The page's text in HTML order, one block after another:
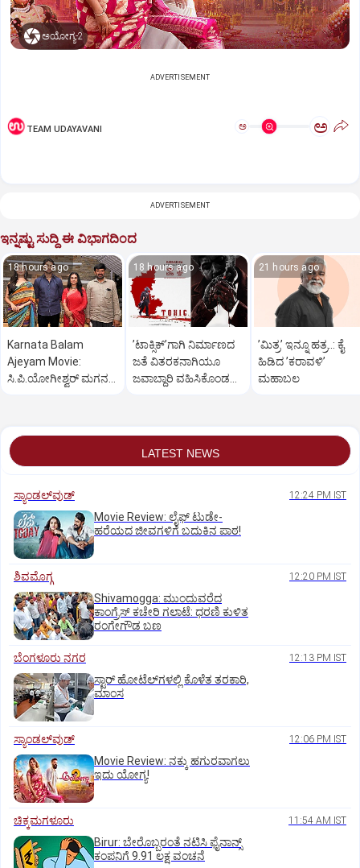
ಅಯೋಗ್ಯ-2
ADVERTISEMENT
TEAM UDAYAVANI ಅ ಅ
ADVERTISEMENT
ಇನ್ನಷ್ಟು ಸುದ್ದಿ ಈ ವಿಭಾಗದಿಂದ
18 hours ago
Karnata Balam
Ajeyam Movie:
ಸಿ.ಪಿ.ಯೋಗೀಶ್ವರ್‌ ಮಗನ
18 hours ago
ʼಟಾಕ್ಸಿಕ್‌ʼಗಾಗಿ ನಿರ್ಮಾಣದ
ಜತೆ ವಿತರಕನಾಗಿಯೂ
ಜವಾಬ್ದಾರಿ ವಹಿಸಿಕೊಂಡ
21 hours ago
ʼಮಿತ್ರʼ ಇನ್ನೂ ಹತ್ರ..: ಕೈ
ಹಿಡಿದ ʼಕರಾವಳಿʼ
ಮಹಾಬಲ
LATEST NEWS
ಸ್ಯಾಂಡಲ್‌ವುಡ್‌ 12:24 PM IST
Movie Review: ಲೈಫ್‌ ಟುಡೇ-
ಹರೆಯದ ಜೀವಗಳಿಗೆ ಬದುಕಿನ ಪಾಠ!
ಶಿವಮೊಗ್ಗ 12:20 PM IST
Shivamogga: ಮುಂದುವರೆದ
ಕಾಂಗ್ರೆಸ್ ಕಚೇರಿ ಗಲಾಟೆ: ಧರಣಿ ಕುಳಿತ
ರಂಗೇಗೌಡ ಬಣ
ಬೆಂಗಳೂರು ನಗರ 12:13 PM IST
ಸ್ಟಾರ್‌ ಹೋಟೆಲ್‌ಗ‌ಳಲ್ಲಿ ಕೊಳೆತ ತರಕಾರಿ,
ಮಾಂಸ
ಸ್ಯಾಂಡಲ್‌ವುಡ್‌ 12:06 PM IST
Movie Review: ನಕ್ಕು ಹಗುರವಾಗಲು
ಇದು ಯೋಗ್ಯ!
ಚಿಕ್ಕಮಗಳೂರು 11:54 AM IST
Birur: ಬೇರೊಬ್ಬರಂತೆ ನಟಿಸಿ ಫೈನಾನ್ಸ್
ಕಂಪನಿಗೆ 9.91 ಲಕ್ಷ ವಂಚನೆ